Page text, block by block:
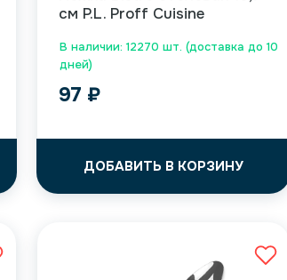
В наличии: 12270 шт. (доставка до 10
дней)
см P.L. Proff Cuisine
97 ₽
ДОБАВИТЬ В КОРЗИНУ